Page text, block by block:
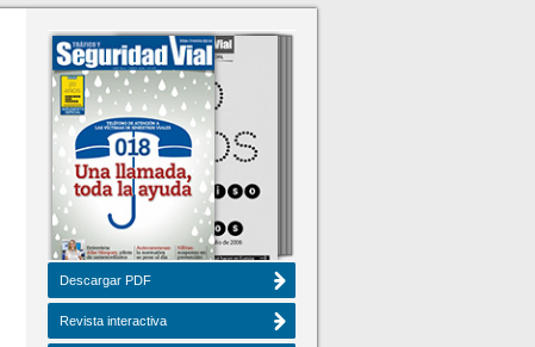
Descargar PDF
Revista interactiva